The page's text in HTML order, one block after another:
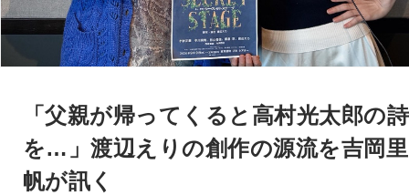
「父親が帰ってくると高村光太郎の詩
を…」渡辺えりの創作の源流を吉岡里
帆が訊く